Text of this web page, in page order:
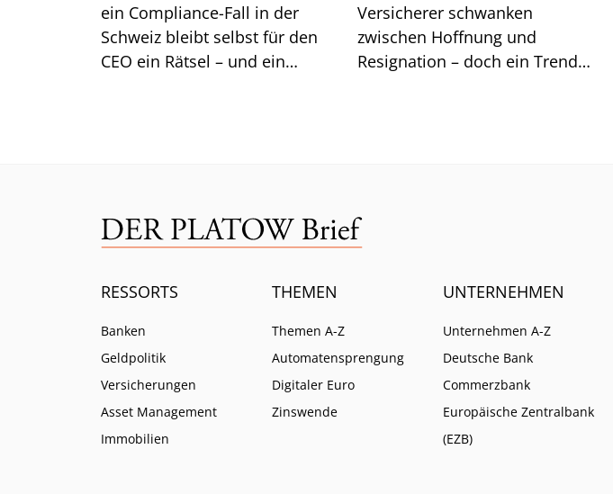
ein Compliance-Fall in der
Schweiz bleibt selbst für den
CEO ein Rätsel – und ein
Versicherer schwanken
zwischen Hoffnung und
Resignation – doch ein Trend
RESSORTS
Banken
Geldpolitik
Versicherungen
Asset Management
Immobilien
THEMEN
Themen A-Z
Automatensprengung
Digitaler Euro
Zinswende
UNTERNEHMEN
Unternehmen A-Z
Deutsche Bank
Commerzbank
Europäische Zentralbank
(EZB)